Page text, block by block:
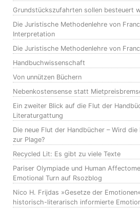
Grundstückszufahrten sollen besteuert
Die Juristische Methodenlehre von
Interpretation
Die Juristische Methodenlehre von
Handbuchwissenschaft
Von unnützen Büchern
Nebenkostensense statt
Ein zweiter Blick auf die Flut der
Literaturgattung
Die neue Flut der Handbücher – Wird
zur Plage?
Recycled Lit: Es gibt zu viele Texte
Pariser Olympiade und Human
Emotional Turn auf Rsozblog
Nico H. Frijdas »Gesetze der
historisch-literarisch informierte